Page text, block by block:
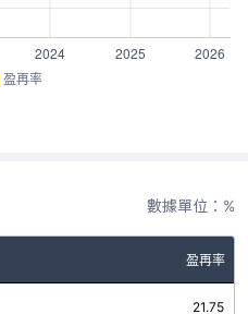
盈再率
數據單位：%
盈再率
21.75